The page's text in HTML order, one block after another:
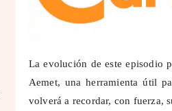
La evolución de este episodio
Aemet, una herramienta útil
volverá a recordar, con fuerza,